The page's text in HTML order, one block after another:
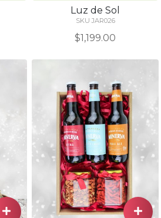
Luz de Sol
SKU JAR026
$1,199.00